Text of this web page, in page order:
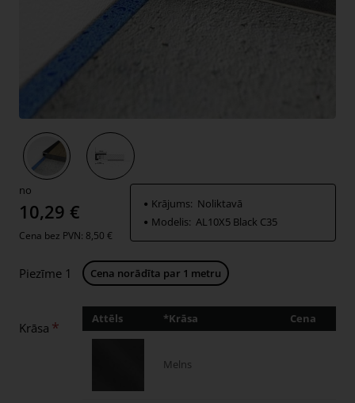
no
10,29 €
Cena bez PVN: 8,50 €
Krājums: Noliktavā
Modelis: AL10X5 Black C35
Piezīme 1 Cena norādīta par 1 metru
Krāsa
Attēls *Krāsa Cena
Melns